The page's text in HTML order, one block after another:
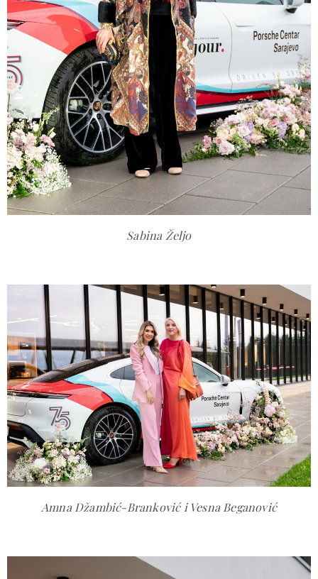
Sabina Željo
Amna Džambić-Branković i Vesna Beganović